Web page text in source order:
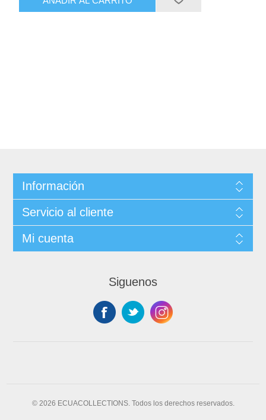
Información
Servicio al cliente
Mi cuenta
Siguenos
© 2026 ECUACOLLECTIONS. Todos los derechos reservados.